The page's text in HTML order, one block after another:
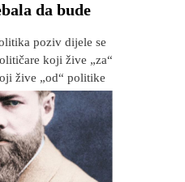
da bude
poziv dijele se
koji žive „za“
žive „od“ politike